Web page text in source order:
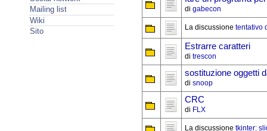
Mailing list
Wiki
Sito
di gabecon
La discussione tentativo
Estrarre caratteri
di trescon
sostituzione oggetti
di snoop
CRC
di FLX
La discussione tkinter: